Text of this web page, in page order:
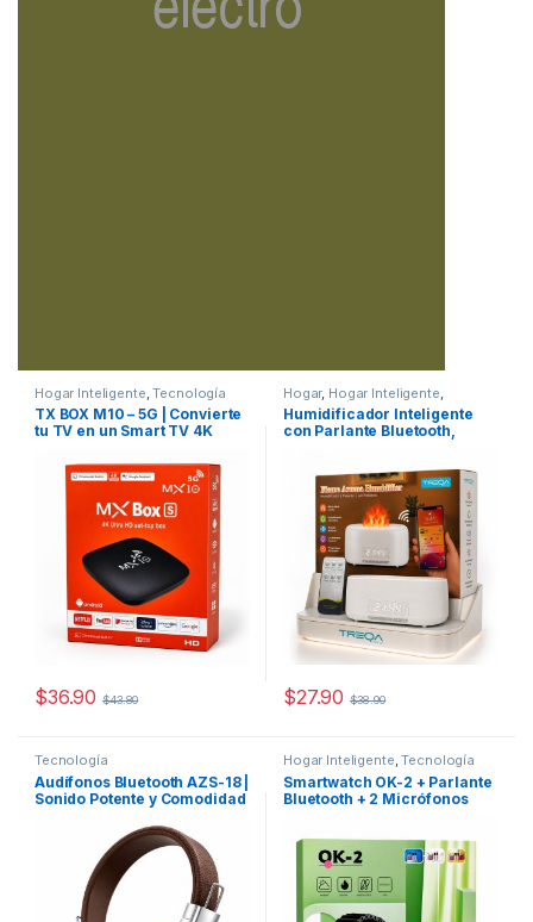
Hogar Inteligente ,Tecnología
TX BOX M10 – 5G | Convierte
tu TV en un Smart TV 4K
$36.90 $43.80
Hogar, Hogar Inteligente
Tecnología
Humidificador Inteligente
con Parlante Bluetooth,
$27.90 $38.90
Tecnología
Audífonos Bluetooth AZS-18 |
Sonido Potente y Comodidad
Hogar Inteligente,Tecnología
Smartwatch OK-2 + Parlante
Bluetooth + 2 Micrófonos